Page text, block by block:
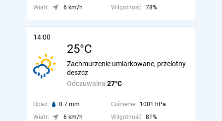
Wiatr:
6 km/h Wilgotność: 78%
14:00
25°C
Odczuwalna 27°C
Zachmurzenie umiarkowane, przelotny
deszcz
Opad: 0.7 mm Ciśnienie: 1001 hPa
Wiatr:
6 km/h Wilgotność: 81%